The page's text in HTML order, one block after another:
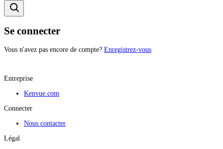
Se connecter
Vous n'avez pas encore de compte? Enregistrez-vous
Entreprise
Kenvue.com
Connecter
Nous contacter
Légal